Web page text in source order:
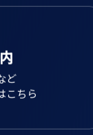
ど
こちら